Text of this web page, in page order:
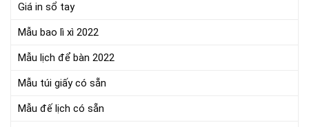
Giá in sổ tay
Mẫu bao lì xì 2022
Mẫu lịch để bàn 2022
Mẫu túi giấy có sẵn
Mẫu đế lịch có sẵn